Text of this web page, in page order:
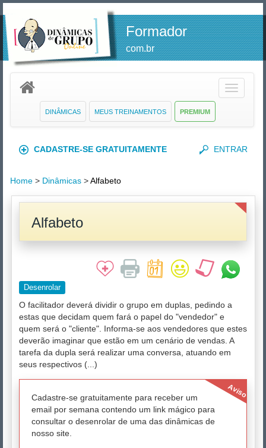
Formador
com.br
Toggle
PREMIUM
MEUS TREINAMENTOS
DINÂMICAS
CADASTRE-SE GRATUITAMENTE ENTRAR
Home > Dinâmicas >Alfabeto
Alfabeto
Desenrolar
O facilitador deverá dividir o grupo em duplas, pedindo a
estas que decidam quem fará o papel do "vendedor" e
quem será o "cliente". Informa-se aos vendedores que estes
deverão imaginar que estão em um cenário de vendas. A
tarefa da dupla será realizar uma conversa, atuando em
seus respectivos (...)
Aviso
Cadastre-se gratuitamente para receber um
email por semana contendo um link mágico para
consultar o desenrolar de uma das dinâmicas de
nosso site.